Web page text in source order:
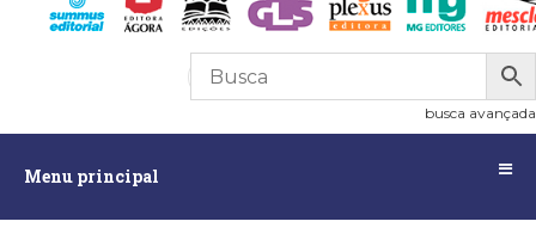
R$0,00
busca avançada
Menu principal
principalAssuntos